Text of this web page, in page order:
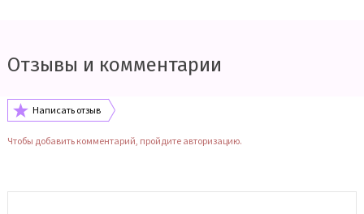
Отзывы и комментарии
Написать отзыв
Чтобы добавить комментарий, пройдите авторизацию.